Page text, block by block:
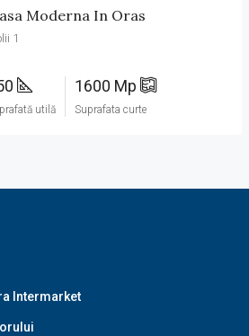
Moderna In Oras
1
utilă
1600 Mp
Suprafata curte
Intermarket